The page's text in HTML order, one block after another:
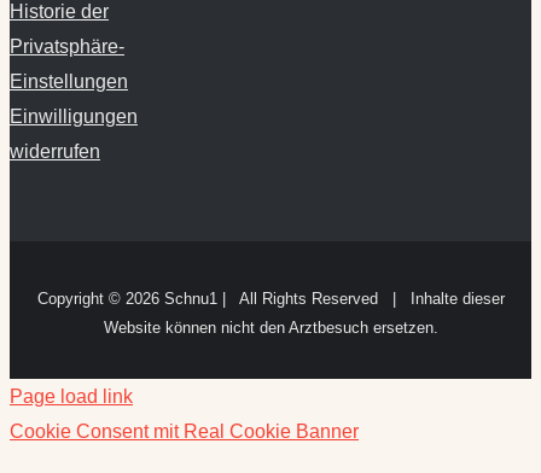
Historie der
Privatsphäre-
Einstellungen
Einwilligungen
widerrufen
Copyright © 2026 Schnu1 | All Rights Reserved | Inhalte dieser
Website können nicht den Arztbesuch ersetzen.
Page load link
Cookie Consent mit Real Cookie Banner